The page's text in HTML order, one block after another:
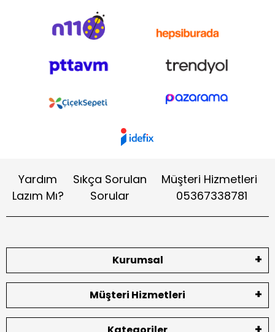
Yardım
Lazım Mı?
Sıkça Sorulan
Sorular
Müşteri Hizmetleri
05367338781
Kurumsal
Müşteri Hizmetleri